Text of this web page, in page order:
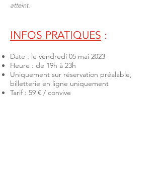
atteint.
INFOS PRATIQUES :
Date : le vendredi 05 mai 2023
Heure : de 19h à 23h
Uniquement sur réservation préalable,
billetterie en ligne uniquement
Tarif : 59 € / convive